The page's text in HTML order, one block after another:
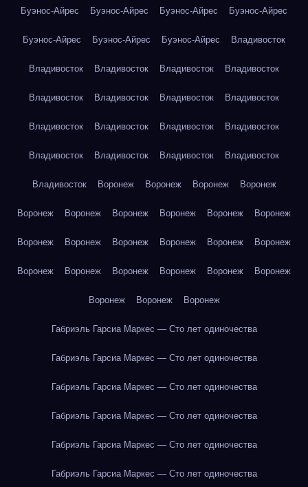
Буэнос-Айрес Буэнос-Айрес Буэнос-Айрес Буэнос-Айрес
Буэнос-Айрес Буэнос-Айрес Буэнос-Айрес Владивосток
Владивосток Владивосток Владивосток Владивосток
Владивосток Владивосток Владивосток Владивосток
Владивосток Владивосток Владивосток Владивосток
Владивосток Владивосток Владивосток Владивосток
Владивосток Воронеж Воронеж Воронеж Воронеж
Воронеж Воронеж Воронеж Воронеж Воронеж Воронеж
Воронеж Воронеж Воронеж Воронеж Воронеж Воронеж
Воронеж Воронеж Воронеж Воронеж Воронеж Воронеж
Воронеж Воронеж Воронеж
Габриэль Гарсиа Маркес — Сто лет одиночества
Габриэль Гарсиа Маркес — Сто лет одиночества
Габриэль Гарсиа Маркес — Сто лет одиночества
Габриэль Гарсиа Маркес — Сто лет одиночества
Габриэль Гарсиа Маркес — Сто лет одиночества
Габриэль Гарсиа Маркес — Сто лет одиночества